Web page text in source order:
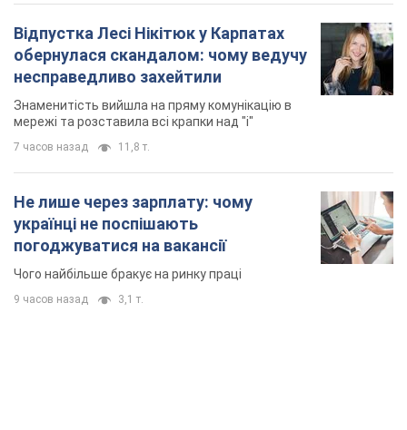
Відпустка Лесі Нікітюк у Карпатах
обернулася скандалом: чому ведучу
несправедливо захейтили
Знаменитість вийшла на пряму комунікацію в
мережі та розставила всі крапки над "і"
7 часов назад 11,8 т.
Не лише через зарплату: чому
українці не поспішають
погоджуватися на вакансії
Чого найбільше бракує на ринку праці
9 часов назад 3,1 т.